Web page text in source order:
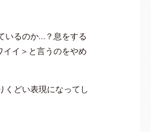
いるのか…？息をする
イ＞と言うのをやめ
くどい表現になってし